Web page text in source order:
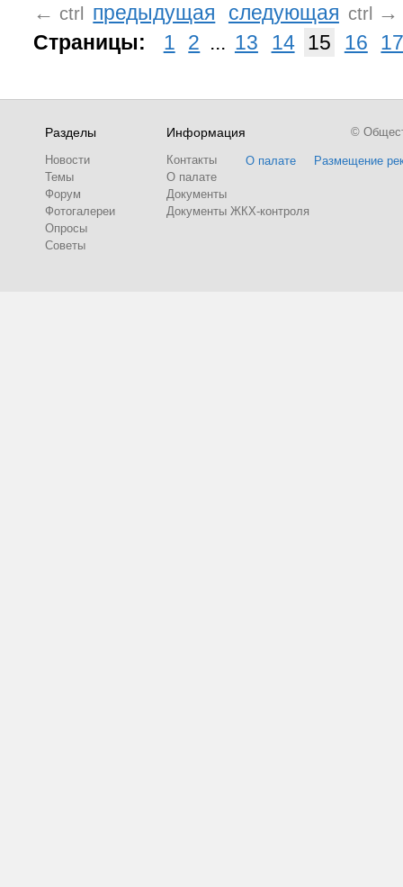
← ctrl предыдущая следующая ctrl
→
Страницы:
1 2 ... 13 14 15 16
Разделы
Новости
Темы
Форум
Фотогалереи
Опросы
Советы
Информация
Контакты
О палате
Документы
Документы ЖКХ-контроля
О палате Размещение
©